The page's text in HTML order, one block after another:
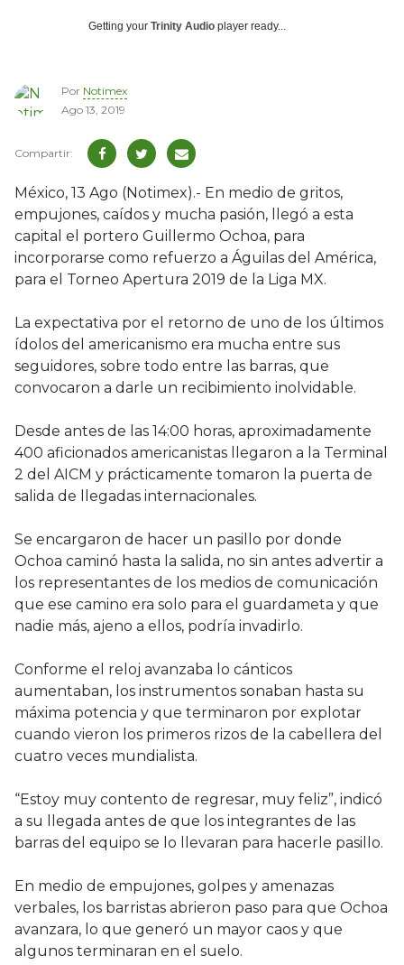
Getting your Trinity Audio player ready...
Por Notimex
Ago 13, 2019
México, 13 Ago (Notimex).- En medio de gritos,
empujones, caídos y mucha pasión, llegó a esta
capital el portero Guillermo Ochoa, para
incorporarse como refuerzo a Águilas del América,
para el Torneo Apertura 2019 de la Liga MX.
La expectativa por el retorno de uno de los últimos
ídolos del americanismo era mucha entre sus
seguidores, sobre todo entre las barras, que
convocaron a darle un recibimiento inolvidable.
Desde antes de las 14:00 horas, aproximadamente
400 aficionados americanistas llegaron a la Terminal
2 del AICM y prácticamente tomaron la puerta de
salida de llegadas internacionales.
Se encargaron de hacer un pasillo por donde
Ochoa caminó hasta la salida, no sin antes advertir a
los representantes de los medios de comunicación
que ese camino era solo para el guardameta y que
nadie más, ajeno a ellos, podría invadirlo.
Conforme el reloj avanzaba lo cánticos
aumentaban, los instrumentos sonaban hasta su
máxima potencia y que terminaron por explotar
cuando vieron los primeros rizos de la cabellera del
cuatro veces mundialista.
“Estoy muy contento de regresar, muy feliz”, indicó
a su llegada antes de que los integrantes de las
barras del equipo se lo llevaran para hacerle pasillo.
En medio de empujones, golpes y amenazas
verbales, los barristas abrieron paso para que Ochoa
avanzara, lo que generó un mayor caos y que
algunos terminaran en el suelo.